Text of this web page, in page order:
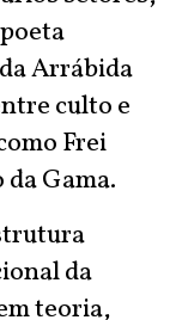
Arrábida
culto e
Frei
Gama.
da
teoria,